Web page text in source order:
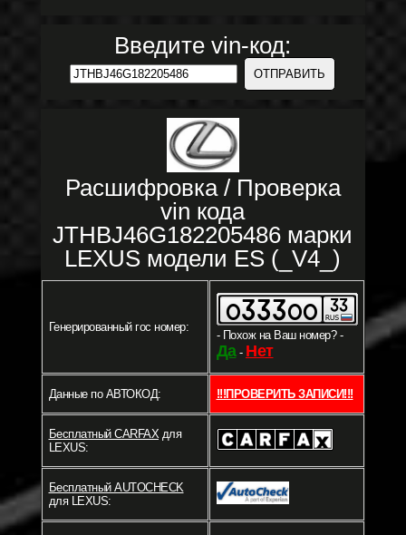
Введите vin-код:
Расшифровка / Проверка
vin кода
JTHBJ46G182205486 марки
LEXUS модели ES (_V4_)
Генерированный гос номер:
- Похож на Ваш номер? -
Да- Нет
Данные по АВТОКОД: !!!ПРОВЕРИТЬ ЗАПИСИ!!!
Бесплатный CARFAX для
LEXUS:
Бесплатный AUTOCHECK
для LEXUS: